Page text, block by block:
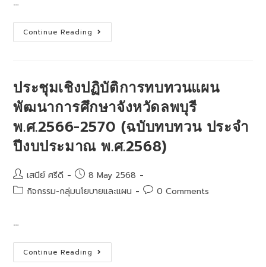
Continue Reading พิธี
ถวาย
ระ
และ
วาง
พาน
พุ่ม
จุด
เทียน
ถวาย
พระพร
ใน
โอกาส
วัน
เฉลิม
ประชุมเชิงปฏิบัติการทบทวนแผน
พัฒนาการศึกษาจังหวัดลพบุรี
พ.ศ.2566-2570 (ฉบับทบทวน ประจำ
ปีงบประมาณ พ.ศ.2568)
Post
author:
เสนีย์ ศรีดี
Post
published:
8 May 2568
Postกิจกรรม-กลุ่มนโยบายและแผน
Post0 Comments
…
Continue Reading ประชุม
เชิง